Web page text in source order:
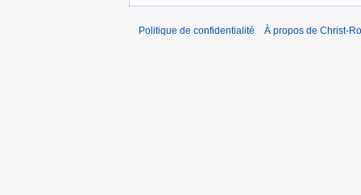
Politique de confidentialité À propos de Christ-